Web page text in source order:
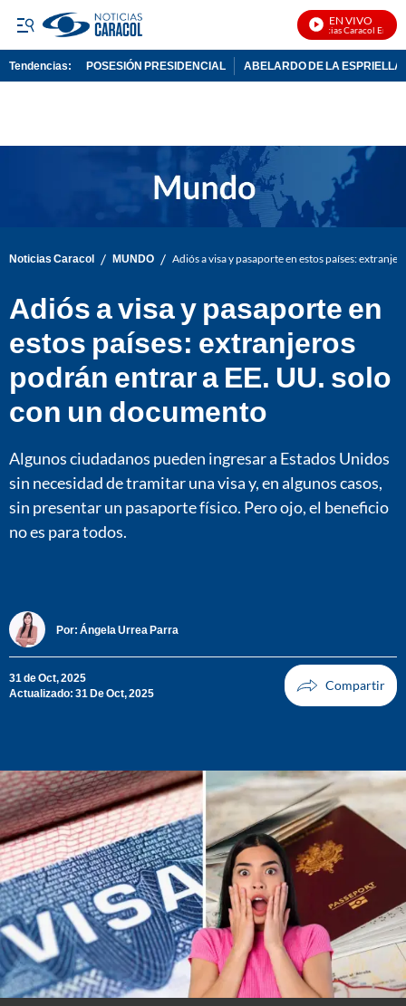
EN VIVO
Noticias Caracol En Vivo
Tendencias: POSESIÓN PRESIDENCIAL ABELARDO DE LA ESPRIELLA
Noticias Caracol / MUNDO / Adiós a visa y pasaporte en estos países:
Adiós a visa y pasaporte en
estos países: extranjeros
podrán entrar a EE. UU. solo
con un documento
Algunos ciudadanos pueden ingresar a Estados Unidos
sin necesidad de tramitar una visa y, en algunos casos,
sin presentar un pasaporte físico. Pero ojo, el beneficio
no es para todos.
Por: Ángela Urrea Parra
31 de Oct, 2025
Actualizado: 31 De Oct, 2025